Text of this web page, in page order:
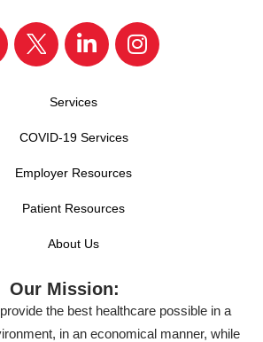
Services
COVID-19 Services
Employer Resources
Patient Resources
About Us
Our Mission:
the best healthcare possible in a
in an economical manner, while